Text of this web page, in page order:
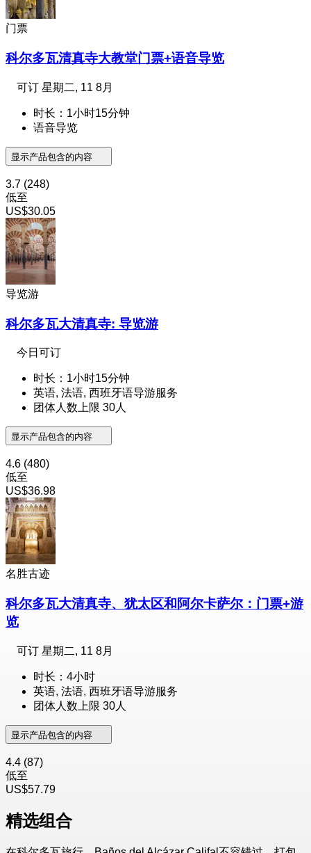
门票
科尔多瓦清真寺大教堂门票+语音导览
可订 星期二, 11 8月
时长：1小时15分钟
语音导览
显示产品包含的内容
3.7 (248)
低至
US$30.05
导览游
科尔多瓦大清真寺: 导览游
今日可订
时长：1小时15分钟
英语, 法语, 西班牙语导游服务
团体人数上限 30人
显示产品包含的内容
4.6 (480)
低至
US$36.98
名胜古迹
科尔多瓦大清真寺、犹太区和阿尔卡萨尔：门票+游
览
可订 星期二, 11 8月
时长：4小时
英语, 法语, 西班牙语导游服务
团体人数上限 30人
显示产品包含的内容
4.4 (87)
低至
US$57.79
精选组合